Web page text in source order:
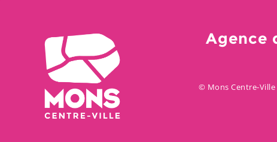
Agence
© Mons Centre-